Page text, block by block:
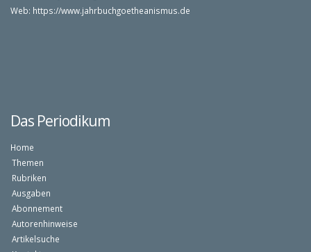
Web: https://www.jahrbuchgoetheanismus.de
Das Periodikum
Home
Themen
Rubriken
Ausgaben
Abonnement
Autorenhinweise
Artikelsuche